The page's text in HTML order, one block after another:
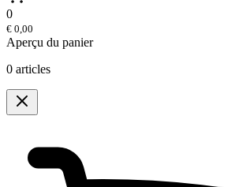
0
€ 0,00
Aperçu du panier
0 articles